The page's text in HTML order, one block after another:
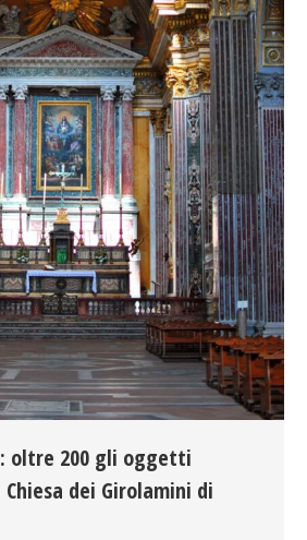
oltre 200 gli oggetti
dei Girolamini di